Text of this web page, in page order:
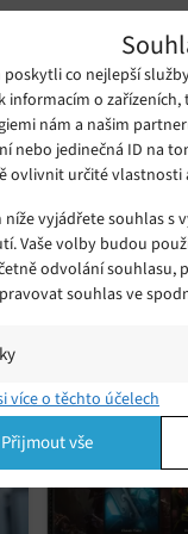
poskytli co nejlepší
informacím o
nám a našim
nebo jedinečná ID na
ovlivnit určité vlastnosti
vyjádřete souhlas s
Vaše volby budou
odvolání souhlasu,
souhlas ve
a/nebo přístup k
kombinací údajů z
a/nebo přístup k
více o těchto účelech
Přijmout vše
a Kingstonu z Velké
zkoumal
Ten nyní
3D modelu
není v žádném
mohly být
VR. Vyzkoušejte si zde